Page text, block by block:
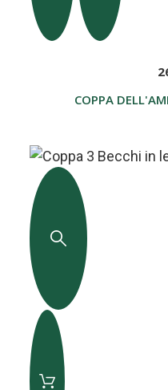
COPPA